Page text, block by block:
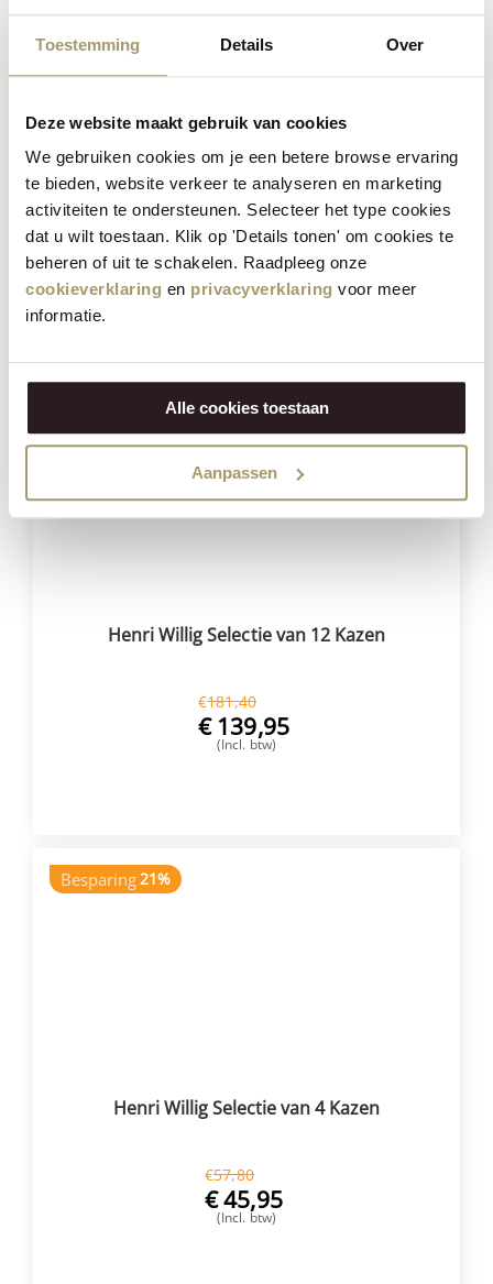
Toestemming Details Over
Deze website maakt gebruik van cookies
We gebruiken cookies om je een betere browse ervaring
te bieden, website verkeer te analyseren en marketing
activiteiten te ondersteunen. Selecteer het type cookies
dat u wilt toestaan. Klik op 'Details tonen' om cookies te
beheren of uit te schakelen. Raadpleeg onze
cookieverklaring en privacyverklaring voor meer
informatie.
Alle cookies toestaan
Aanpassen
Henri Willig Koekaas met Kokos 380 gram
€ 14,95
(Incl. btw)
23%
Henri Willig Selectie van 12 Kazen
€181,40
€ 139,95
(Incl. btw)
Besparing21%
Henri Willig Selectie van 4 Kazen
€57,80
€45,95
(Incl. btw)